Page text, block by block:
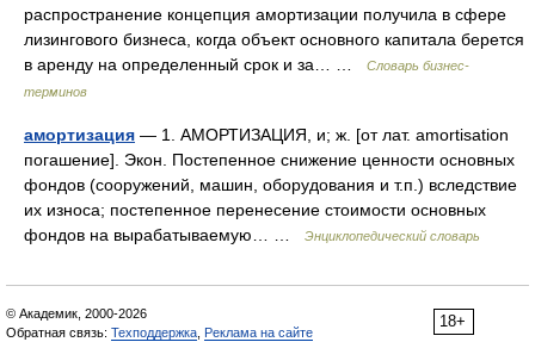
распространение концепция амортизации получила в сфере
лизингового бизнеса, когда объект основного капитала берется
в аренду на определенный срок и за… …
Словарь бизнес-
терминов
амортизация — 1. АМОРТИЗАЦИЯ, и; ж. [от лат. amortisation
погашение]. Экон. Постепенное снижение ценности основных
фондов (сооружений, машин, оборудования и т.п.) вследствие
их износа; постепенное перенесение стоимости основных
фондов на вырабатываемую… …
Энциклопедический словарь
18+
© Академик, 2000-2026
Обратная связь: Техподдержка Реклама на сайте